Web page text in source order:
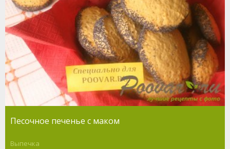
Песочное печенье с маком
Выпечка